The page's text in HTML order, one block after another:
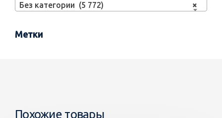
×
Без категории (5 772)
Метки
Похожие товары